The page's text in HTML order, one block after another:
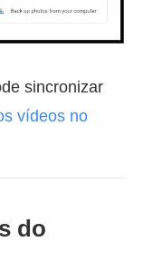
sincronizar
vídeos no
do